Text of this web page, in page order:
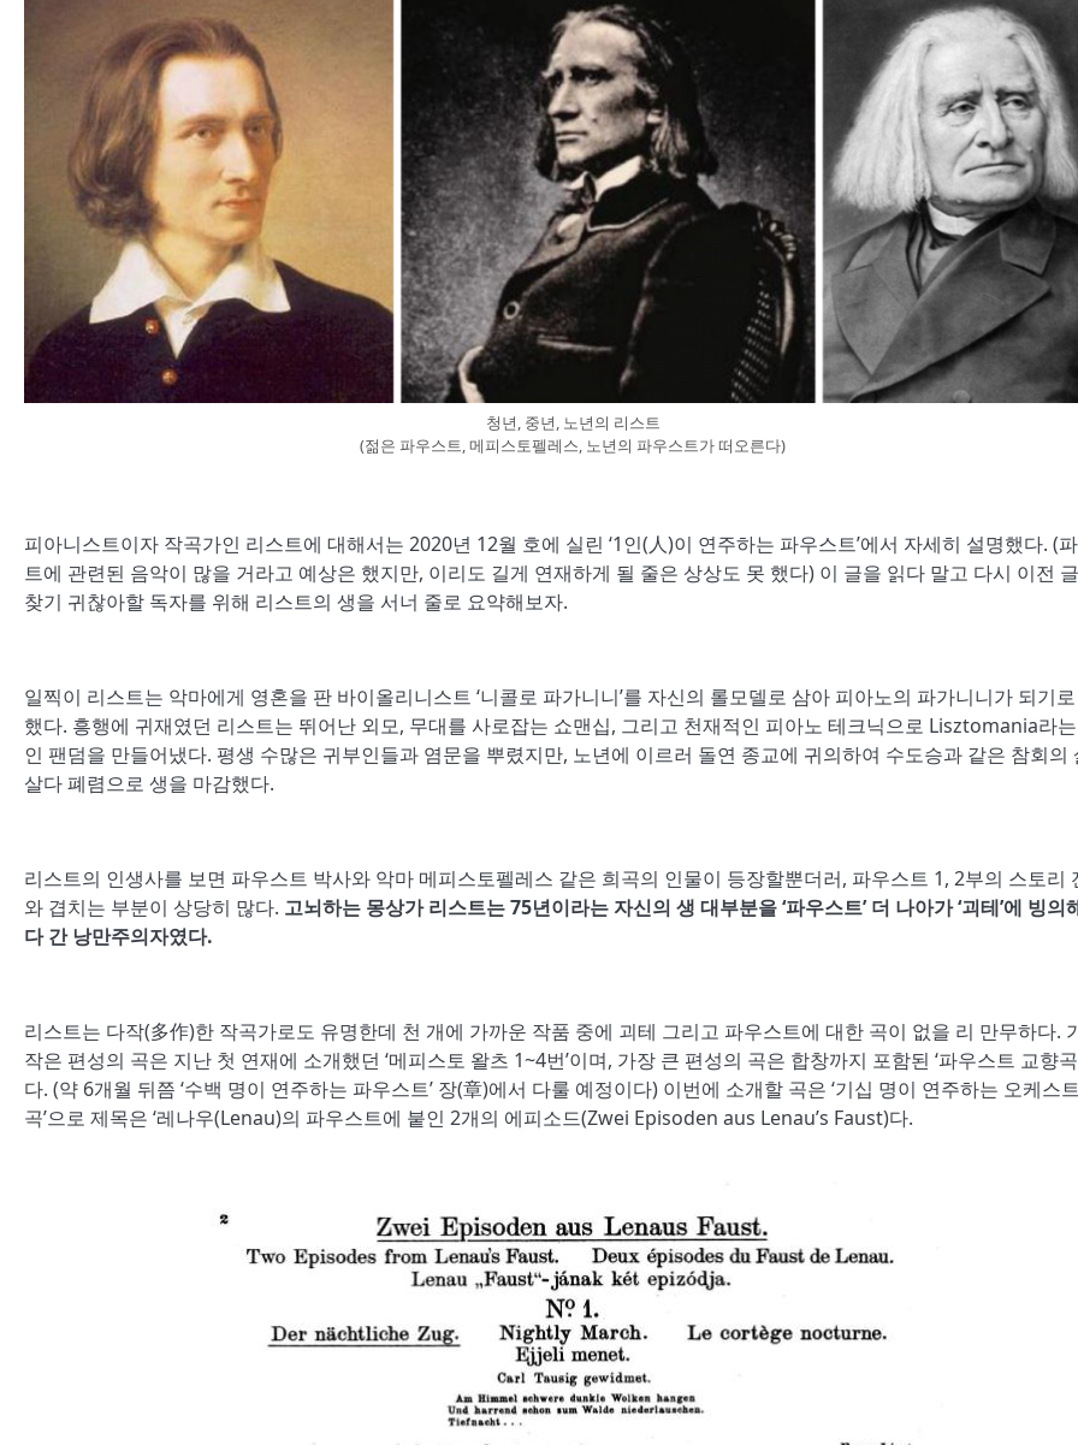
청년, 중년, 노년의 리스트
(젊은 파우스트, 메피스토펠레스, 노년의 파우스트가 떠오른다)
피아니스트이자 작곡가인 리스트에 대해서는 2020년 12월 호에 실린 ‘1인(人)이 연주하는 파우스트’에서 자세히 설명했다. (
트에 관련된 음악이 많을 거라고 예상은 했지만, 이리도 길게 연재하게 될 줄은 상상도 못 했다) 이 글을 읽다 말고 다시 이전
찾기 귀찮아할 독자를 위해 리스트의 생을 서너 줄로 요약해보자.
일찍이 리스트는 악마에게 영혼을 판 바이올리니스트 ‘니콜로 파가니니’를 자신의 롤모델로 삼아 피아노의 파가니니가 되기
했다. 흥행에 귀재였던 리스트는 뛰어난 외모, 무대를 사로잡는 쇼맨십, 그리고 천재적인 피아노 테크닉으로 Lisztomania라
인 팬덤을 만들어냈다. 평생 수많은 귀부인들과 염문을 뿌렸지만, 노년에 이르러 돌연 종교에 귀의하여 수도승과 같은 참회의
살다 폐렴으로 생을 마감했다.
리스트의 인생사를 보면 파우스트 박사와 악마 메피스토펠레스 같은 희곡의 인물이 등장할뿐더러, 파우스트 1, 2부의 스토리
와 겹치는 부분이 상당히 많다. 고뇌하는 몽상가 리스트는 75년이라는 자신의 생 대부분을 ‘파우스트’ 더 나아가 ‘괴테’에 빙의
다 간 낭만주의자였다.
리스트는 다작(多作)한 작곡가로도 유명한데 천 개에 가까운 작품 중에 괴테 그리고 파우스트에 대한 곡이 없을 리 만무하다.
작은 편성의 곡은 지난 첫 연재에 소개했던 ‘메피스토 왈츠 1~4번’이며, 가장 큰 편성의 곡은 합창까지 포함된 ‘파우스트 교향곡
다. (약 6개월 뒤쯤 ‘수백 명이 연주하는 파우스트’ 장(章)에서 다룰 예정이다) 이번에 소개할 곡은 ‘기십 명이 연주하는 오케스
곡’으로 제목은 ‘레나우(Lenau)의 파우스트에 붙인 2개의 에피소드(Zwei Episoden aus Lenau’s Faust)다.